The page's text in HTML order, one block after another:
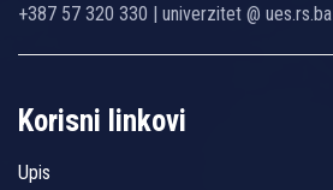
+387 57 320 330 | univerzitet @ ues.rs.ba
Korisni linkovi
Upis